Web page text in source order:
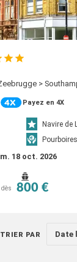
>
Payez en 4X
Navire de
18 oct. 2026
dès 800 €
TRIER PAR Date